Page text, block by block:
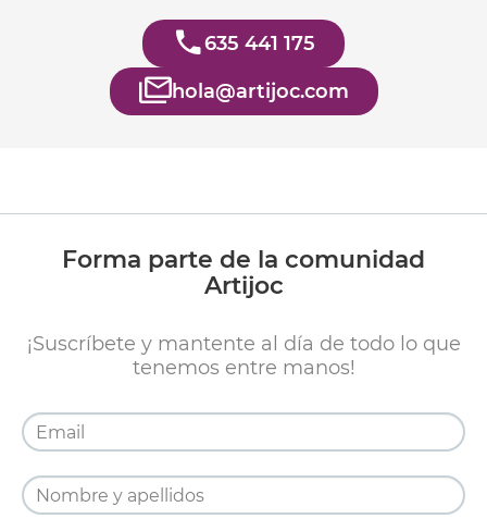
635 441 175
hola@artijoc.com
Forma parte de la comunidad
Artijoc
¡Suscríbete y mantente al día de todo lo que
tenemos entre manos!